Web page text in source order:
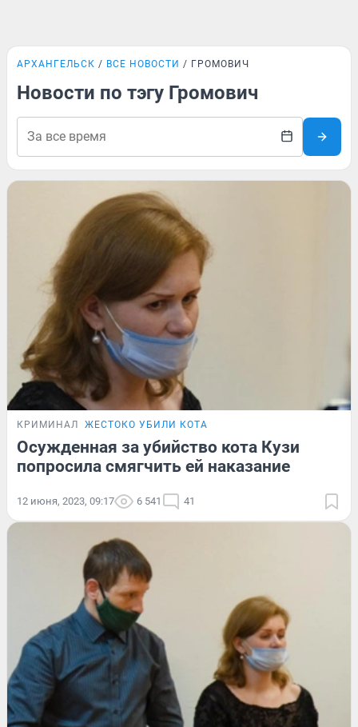
АРХАНГЕЛЬСК ВСЕ НОВОСТИ ГРОМОВИЧ
Новости по тэгу Громович
КРИМИНАЛ ЖЕСТОКО УБИЛИ КОТА
Осужденная за убийство кота Кузи
попросила смягчить ей наказание
12 июня, 2023, 09:17 6 541 41